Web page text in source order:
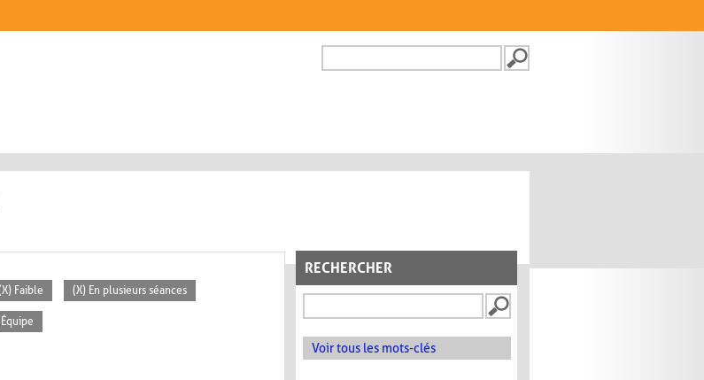
FORMULAIRE DE
RECHERCHER
Voir tous les mots-clés
Faible (X) En plusieurs séances